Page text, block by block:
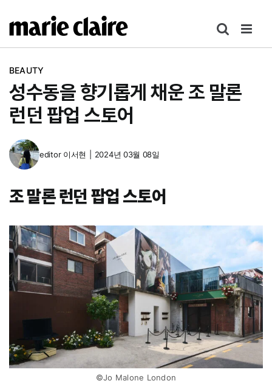
텐
너
BEAUTY
성수동을 향기롭게 채운 조 말론
런던 팝업 스토어
editor 이서현 2024년 03월 08일
조 말론 런던 팝업 스토어
©Jo Malone London